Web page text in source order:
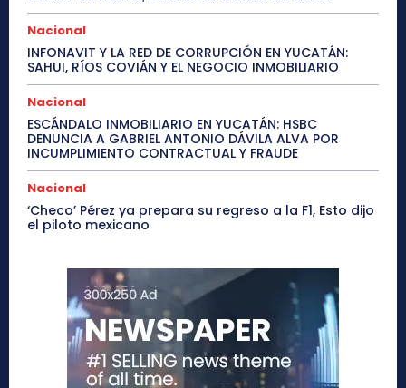
Nacional
INFONAVIT Y LA RED DE CORRUPCIÓN EN YUCATÁN:
SAHUI, RÍOS COVIÁN Y EL NEGOCIO INMOBILIARIO
Nacional
ESCÁNDALO INMOBILIARIO EN YUCATÁN: HSBC
DENUNCIA A GABRIEL ANTONIO DÁVILA ALVA POR
INCUMPLIMIENTO CONTRACTUAL Y FRAUDE
Nacional
‘Checo’ Pérez ya prepara su regreso a la F1, Esto dijo
el piloto mexicano